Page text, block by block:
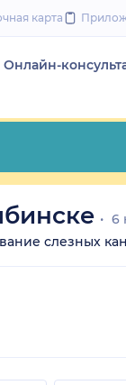
карта
Онлайн-
6
слезных